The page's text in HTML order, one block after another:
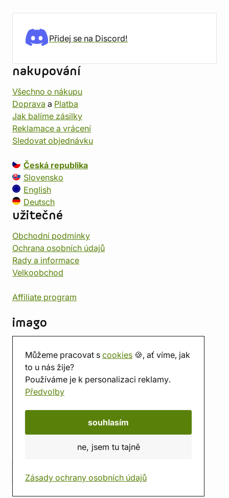
Můžeme pracovat s cookies 🍪, ať víme, jak
to u nás žije?
Používáme je k personalizaci reklamy.
Předvolby
souhlasím
ne, jsem tu tajně
Zásady ochrany osobních údajů
Přidej se na Discord!
nakupování
Všechno o nákupu
Doprava a Platba
Jak balíme zásilky
Reklamace a vrácení
Sledovat objednávku
Česká republika
Slovensko
English
Deutsch
užitečné
Obchodní podmínky
Ochrana osobních údajů
Rady a informace
Velkoobchod
Affiliate program
imago
Prodejna
Herna
O nás
Hodnocení obchodu